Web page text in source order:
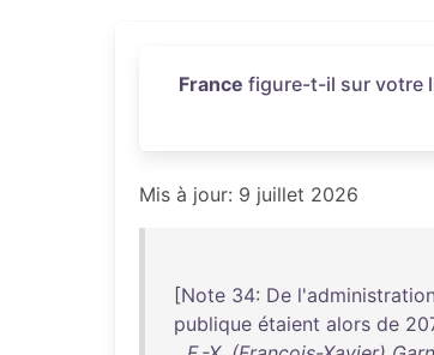
France figure-t-il sur votre
Mis à jour: 9 juillet 2026
[Note 34: De l'administration
publique étaient alors de